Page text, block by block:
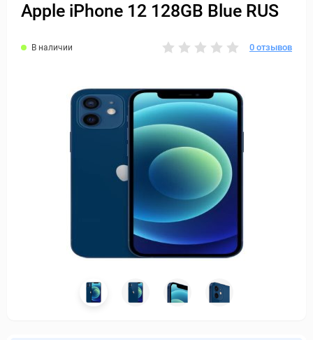
Apple iPhone 12 128GB Blue RUS
В наличии 0 отзывов